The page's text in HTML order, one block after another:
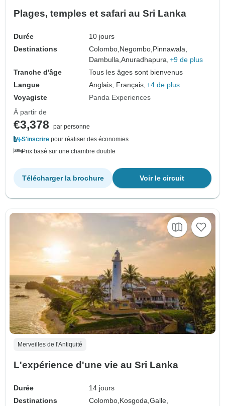
Plages, temples et safari au Sri Lanka
Durée
10 jours
Destinations
Colombo,Negombo,Pinnawala,
Dambulla,Anuradhapura, +9 de plus
Tranche d'âge
Tous les âges sont bienvenus
Langue
Anglais, Français, +4 de plus
Voyagiste
Panda Experiences
À partir de
€3,378
par personne
S'inscrire pour réaliser des économies
Prix basé sur une chambre double
Voir le circuit
Télécharger la brochure
Merveilles de l'Antiquité
L'expérience d'une vie au Sri Lanka
Durée
14 jours
Destinations
Colombo, Kosgoda,Galle,